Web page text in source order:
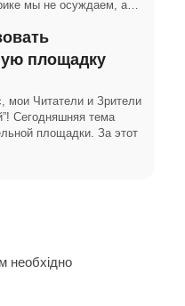
мы не осуждаем, а…
площадку
мои Читатели и Зрители
Сегодняшняя тема
площадки. За этот
необхідно